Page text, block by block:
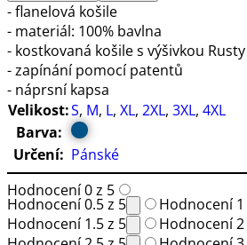
- flanelová košile
- materiál: 100% bavlna
- kostkovaná košile s výšivkou
- zapínání pomocí patentů
- náprsní kapsa
Velikost:S, M, L, XL, 2XL, 3XL, 4XL
Barva:
Určení: Pánské
Hodnocení 0 z 5
Hodnocení 0.5 z 5
Hodnocení 1
Hodnocení 1.5 z 5
Hodnocení 2